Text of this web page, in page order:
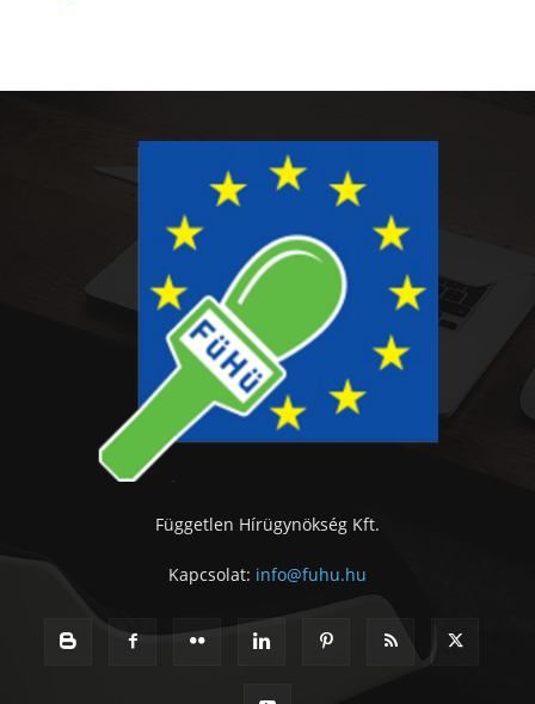
Független Hírügynökség Kft.
Kapcsolat: info@fuhu.hu